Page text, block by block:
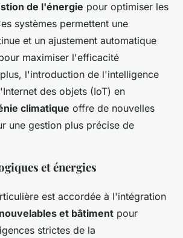
de l'énergie pour optimiser les
systèmes permettent une
et un ajustement automatique
maximiser l'efficacité
l'introduction de l'intelligence
des objets (IoT) en
climatique offre de nouvelles
une gestion plus précise de
et énergies
est accordée à l'intégration
et bâtiment pour
strictes de la